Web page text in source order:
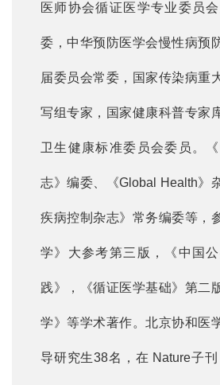
医师协会循证医学专业委员
委，中华预防医学会慢性病预
届委员会常委，国家传染病重
写组专家，国家健康科普专家
卫生健康标准委员会委员。
志》编委、《Global Health》
疾病控制杂志》常务编委等，
学》大参考第三版，《中国
践》，《循证医学基础》第二
学》等学术著作。北京协和医
导研究生38名，在 Nature子